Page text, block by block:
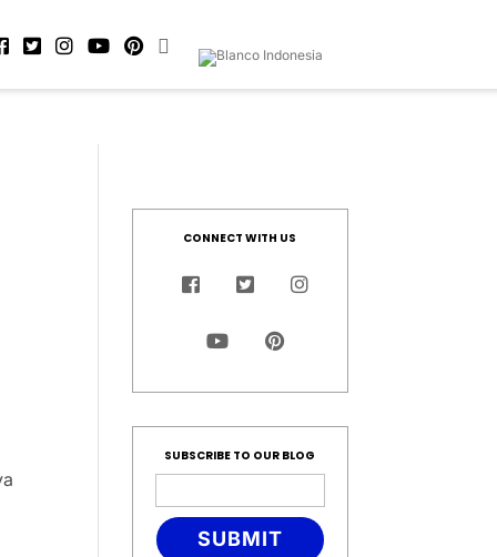
CONNECT WITH US
SUBSCRIBE TO OUR BLOG
SUBMIT